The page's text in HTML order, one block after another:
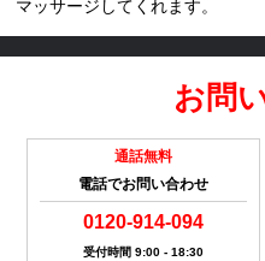
マッサージしてくれます。
お問
通話無料
電話でお問い合わせ
0120-914-094
受付時間 9:00 - 18:30